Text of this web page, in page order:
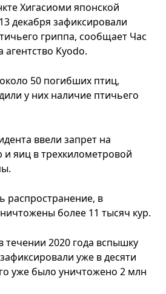
Хигасиоми японской
декабря зафиксировали
гриппа, сообщает Час
агентство Kyodo.
50 погибших птиц,
у них наличие птичьего
ввели запрет на
яиц в трехкилометровой
распространение, в
более 11 тысяч кур.
течении 2020 года вспышку
уже в десяти
уже было уничтожено 2 млн